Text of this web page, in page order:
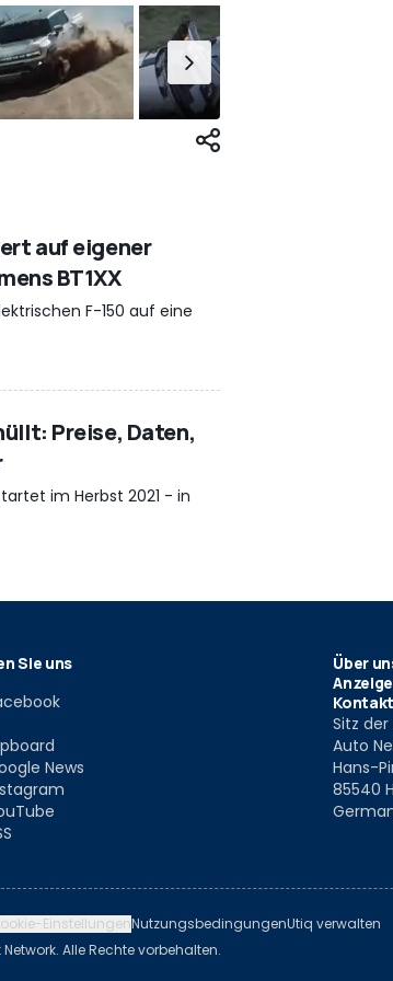
auf eigener
BT1XX
F-150 auf eine
Preise, Daten,
im Herbst 2021 - in
Sie uns
News
Über
Kontakt
Sitz
Auto
Hans-
85540
EinstellungenNutzungsbedingungenUtiq verwalten
Alle Rechte vorbehalten.